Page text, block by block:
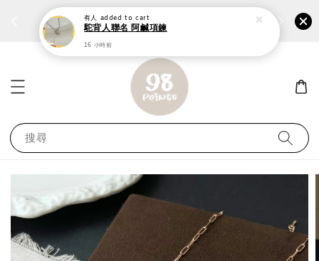
個性鋼戒任兩件1300⚡ 加
搜尋
有人 added to cart
駝背人聯名 阿鹹項鍊
16 小時前